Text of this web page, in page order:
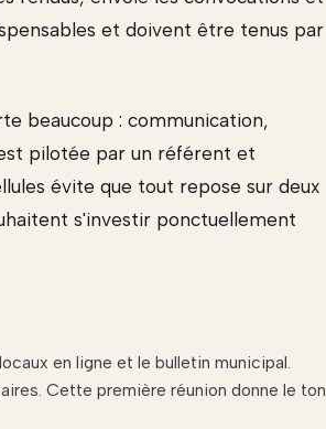
et doivent être tenus par
beaucoup : communication,
pilotée par un référent et
évite que tout repose sur deux
s'investir ponctuellement
en ligne et le bulletin municipal.
Cette première réunion donne le ton